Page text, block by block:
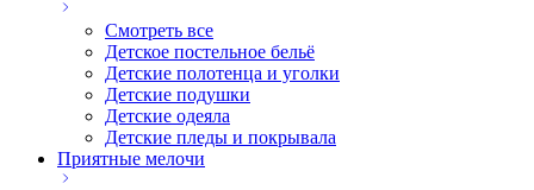
Смотреть все
Детское постельное бельё
Детские полотенца и уголки
Детские подушки
Детские одеяла
Детские пледы и покрывала
Приятные мелочи